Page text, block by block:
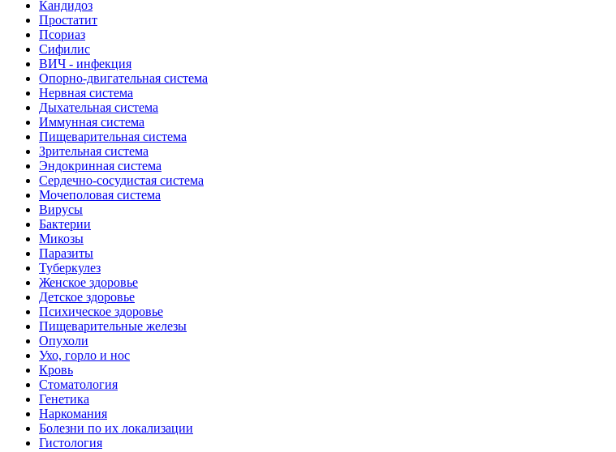
Кандидоз
Простатит
Псориаз
Сифилис
ВИЧ - инфекция
Опорно-двигательная система
Нервная система
Дыхательная система
Иммунная система
Пищеварительная система
Зрительная система
Эндокринная система
Сердечно-сосудистая система
Мочеполовая система
Вирусы
Бактерии
Микозы
Паразиты
Туберкулез
Женское здоровье
Детское здоровье
Психическое здоровье
Пищеварительные железы
Опухоли
Ухо, горло и нос
Кровь
Стоматология
Генетика
Наркомания
Болезни по их локализации
Гистология